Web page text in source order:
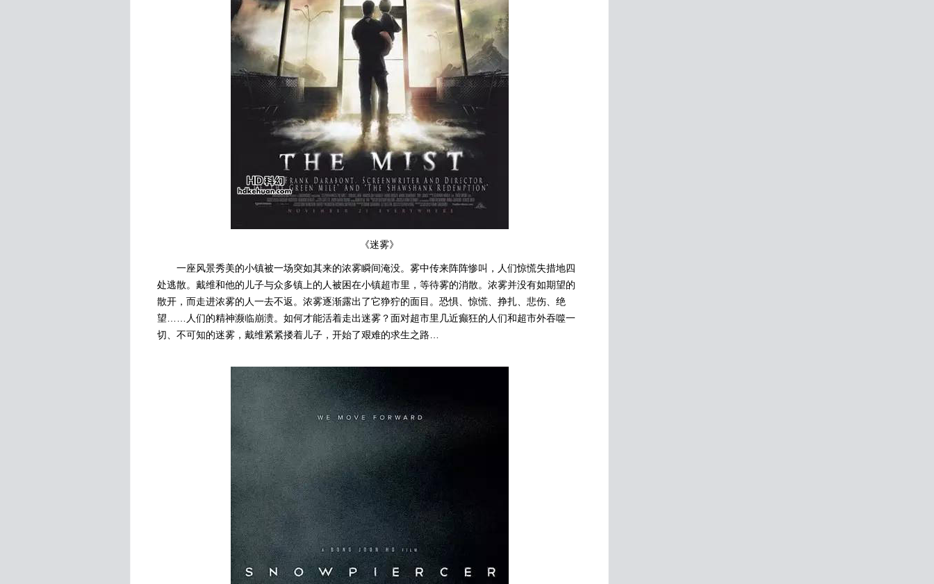
《迷雾》
一座风景秀美的小镇被一场突如其来的浓雾瞬间淹没。雾中传来阵阵惨叫，人们惊慌失措地四
处逃散。戴维和他的儿子与众多镇上的人被困在小镇超市里，等待雾的消散。浓雾并没有如期望的
散开，而走进浓雾的人一去不返。浓雾逐渐露出了它狰狞的面目。恐惧、惊慌、挣扎、悲伤、绝
望……人们的精神濒临崩溃。如何才能活着走出迷雾？面对超市里几近癫狂的人们和超市外吞噬一
切、不可知的迷雾，戴维紧紧搂着儿子，开始了艰难的求生之路…